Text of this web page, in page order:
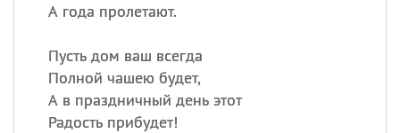
А года пролетают.
Пусть дом ваш всегда
Полной чашею будет,
А в праздничный день этот
Радость прибудет!